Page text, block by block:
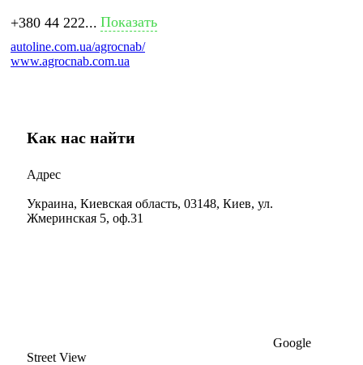
+380 44 222... Показать
autoline.com.ua/agrocnab/
www.agrocnab.com.ua
Как нас найти
Адрес
Украина, Киевская область, 03148, Киев, ул.
Жмеринская 5, оф.31
Google
Street View